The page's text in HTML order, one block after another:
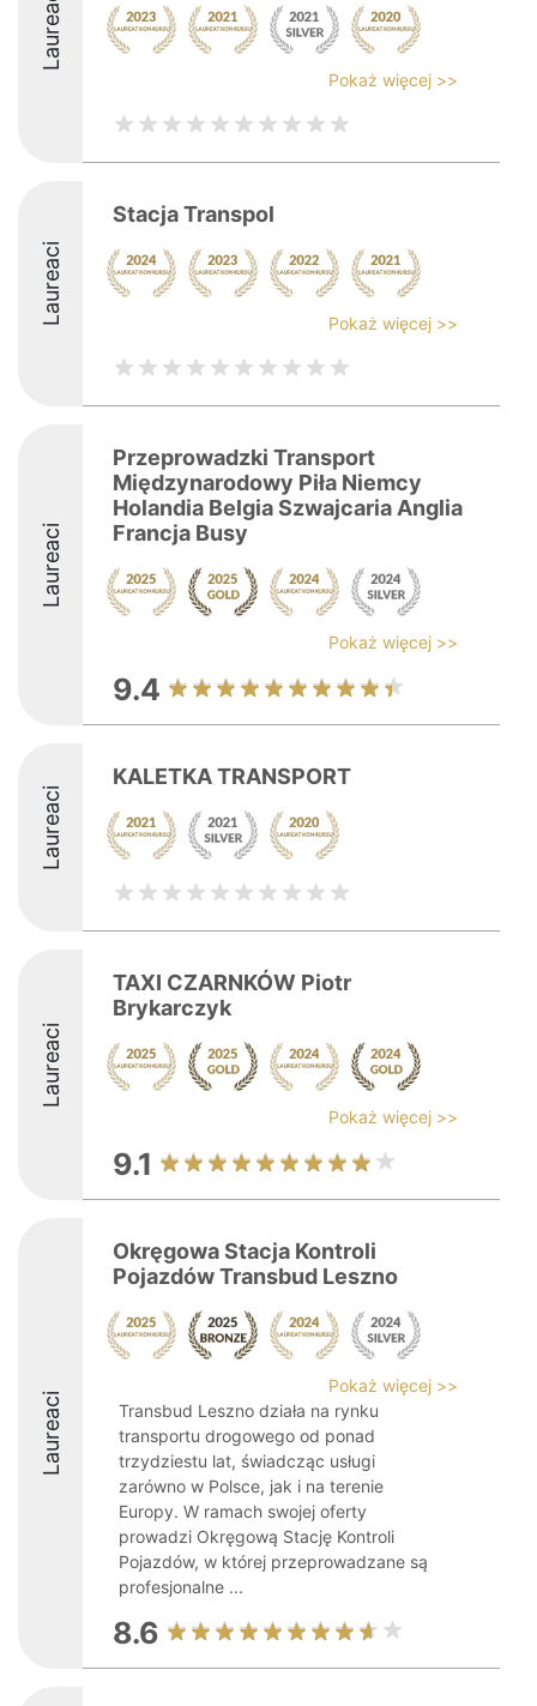
Laureaci
Pokaż więcej >>
Laureaci
Stacja Transpol
Pokaż więcej >>
Laureaci
Przeprowadzki Transport
Międzynarodowy Piła Niemcy
Holandia Belgia Szwajcaria Anglia
Francja Busy
Pokaż więcej >>
9.4
Laureaci
KALETKA TRANSPORT
Laureaci
TAXI CZARNKÓW Piotr
Brykarczyk
Pokaż więcej >>
9.1
Laureaci
Okręgowa Stacja Kontroli
Pojazdów Transbud Leszno
Pokaż więcej >>
Transbud Leszno działa na rynku
transportu drogowego od ponad
trzydziestu lat, świadcząc usługi
zarówno w Polsce, jak i na terenie
Europy. W ramach swojej oferty
prowadzi Okręgową Stację Kontroli
Pojazdów, w której przeprowadzane są
profesjonalne ...
8.6